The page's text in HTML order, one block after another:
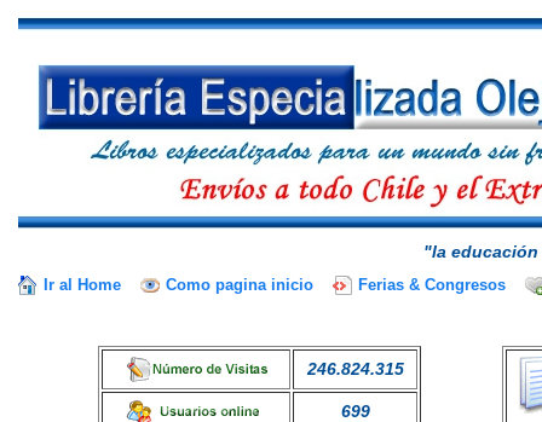
"la
Ir al Home Como pagina inicio Ferias & Congresos
246.824.315
699